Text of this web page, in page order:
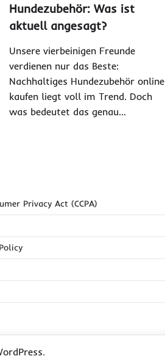
Hundezubehör: Was ist
aktuell angesagt?
Unsere vierbeinigen Freunde
verdienen nur das Beste:
Nachhaltiges Hundezubehör online
kaufen liegt voll im Trend. Doch
was bedeutet das genau…
Privacy Act (CCPA)
.